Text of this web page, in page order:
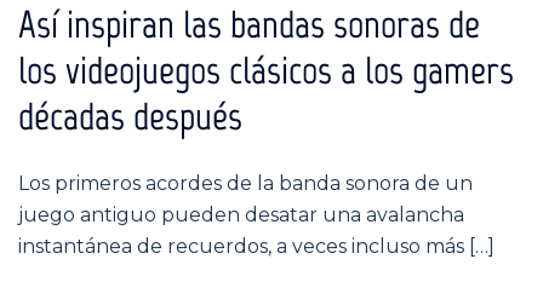
Así inspiran las bandas sonoras de
los videojuegos clásicos a los gamers
décadas después
Los primeros acordes de la banda sonora de un
juego antiguo pueden desatar una avalancha
instantánea de recuerdos, a veces incluso más […]